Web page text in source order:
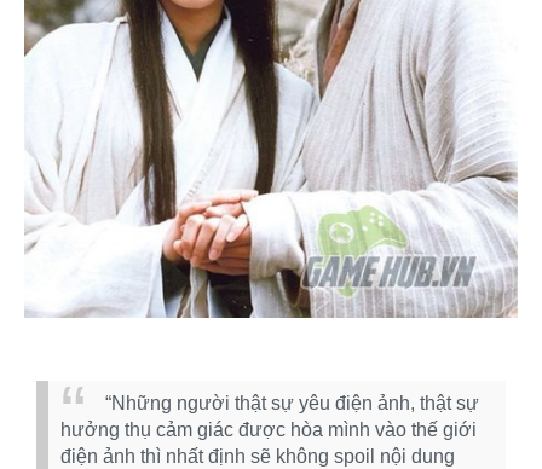
“Những người thật sự yêu điện ảnh, thật sự
hưởng thụ cảm giác được hòa mình vào thế giới
điện ảnh thì nhất định sẽ không spoil nội dung